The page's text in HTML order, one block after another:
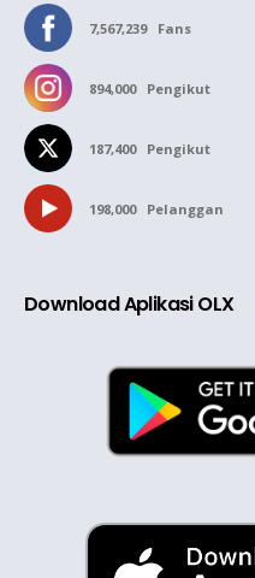
7,567,239 Fans
894,000 Pengikut
187,400 Pengikut
198,000 Pelanggan
Download Aplikasi OLX